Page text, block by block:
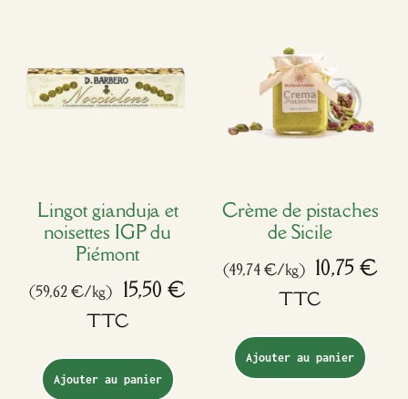
Lingot gianduja et
noisettes IGP du
Piémont
(59,62 €/kg) 15,50 €
TTC
Ajouter au panier
Crème de pistaches
de Sicile
(49,74 €/kg) 10,75€
TTC
Ajouter au panier